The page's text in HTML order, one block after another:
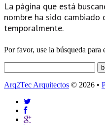
La página que está
nombre ha sido
temporalmente.
Por favor, use la búsqueda
Arq2Tec Arquitectos © 2026 •